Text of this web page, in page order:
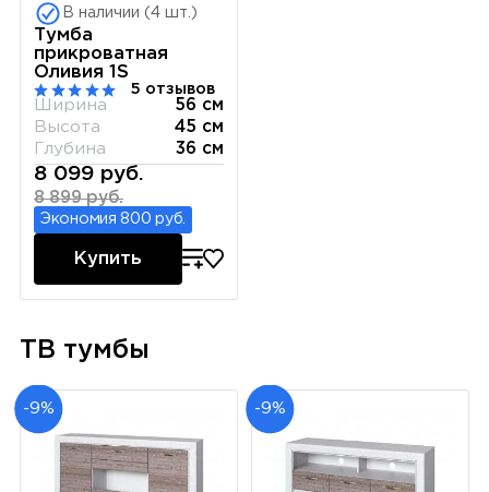
В наличии (4 шт.)
Тумба
прикроватная
Оливия 1S
5 отзывов
Ширина
56 см
Высота
45 см
Глубина
36 см
8 099 руб.
8 899 руб.
Экономия 800 руб.
Купить
ТВ тумбы
-9% -9%